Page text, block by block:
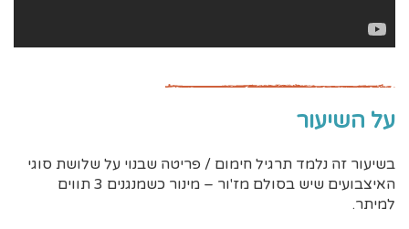
על השיעור
בשיעור זה נלמד תרגיל חימום / פריטה שבנוי על שלושת סוגי
האיצבועים שיש בסולם מז'ור – מינור כשמנגנים 3 תווים
למיתר.